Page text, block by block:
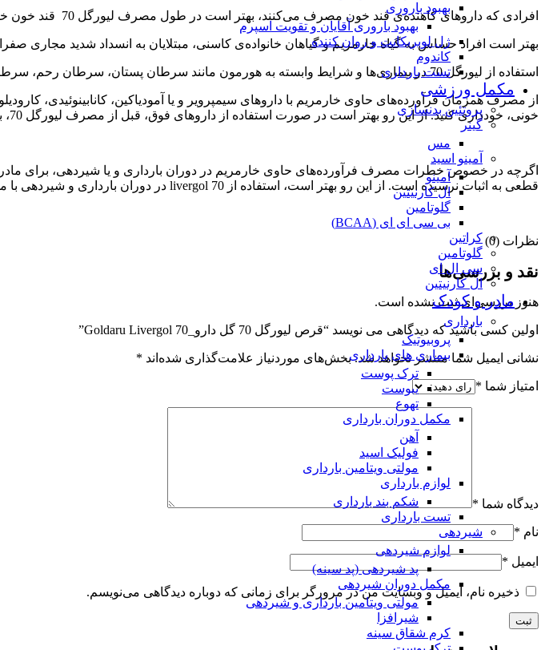
بهبود باروری
بهبود باروری آقایان و تقویت اسپرم
ژل لوبریکانت و روان کننده
کاندوم
تست بارداری
مکمل ورزشی
پروتئین بدنسازی
گینر
مس
آمینو اسید
آمینو
ال کارنیتین
گلوتامین
بی سی ای ای (BCAA)
کراتین
گلوتامین
سی ال ای
ال کارنیتین
مادر و کودک
بارداری
پروبیوتیک
بیماری های بارداری
ترک پوست
یبوست
تهوع
مکمل دوران بارداری
آهن
فولیک اسید
مولتی ویتامین بارداری
لوازم بارداری
شکم بند بارداری
تست بارداری
شیردهی
لوازم شیردهی
پد شیردهی (پد سینه)
مکمل دوران شیردهی
مولتی ویتامین بارداری و شیردهی
شیرافزا
کرم شقاق سینه
افرادی که داروهای کاهنده‌ی قند خون مصرف می‌کنند، بهتر است در طول مصرف لیورگل 70 قند خون خود را پایش نمایند.
بهتر است افراد حساس به گیاه خارمریم و گیاهان خانواده‌ی کاسنی، مبتلایان به انسداد شدید مجاری صفراوی از قرص
استفاده از لیورگل 70 در بیماری‌ها و شرایط وابسته به هورمون مانند سرطان پستان، سرطان رحم، سرطان تخمدان، آندومتریوز و فیبروئید رحمی توصیه نمی‌شود.
از مصرف همزمان فرآورده‌های حاوی خارمریم با داروهای سیمپرویر و یا آمودیاکین، کانابینوئیدی،
خونی، خودداری کنید. از این رو بهتر است در صورت استفاده از داروهای فوق، قبل از مصرف لیورگل 70، با پزشک خود مشورت نمایید.
اگرچه در خصوص خطرات مصرف فرآورده‌های حاوی خارمریم در دوران بارداری و یا شیردهی، برای مادر
قطعی به اثبات نرسیده است. از این رو بهتر است، استفاده از livergol 70 در دوران بارداری و شیردهی با مشورت پزشک صورت گیرد.
نظرات (0)
نقد و بررسی‌ها
هنوز بررسی‌ای ثبت نشده است.
اولین کسی باشید که دیدگاهی می نویسد “قرص لیورگل 70 گل دارو_Goldaru Livergol 70”
نشانی ایمیل شما منتشر نخواهد شد. بخش‌های موردنیاز علامت‌گذاری شده‌اند *
امتیاز شما *
دیدگاه شما *
نام *
ایمیل *
ذخیره نام، ایمیل و وبسایت من در مرورگر برای زمانی که دوباره دیدگاهی می‌نویسم.